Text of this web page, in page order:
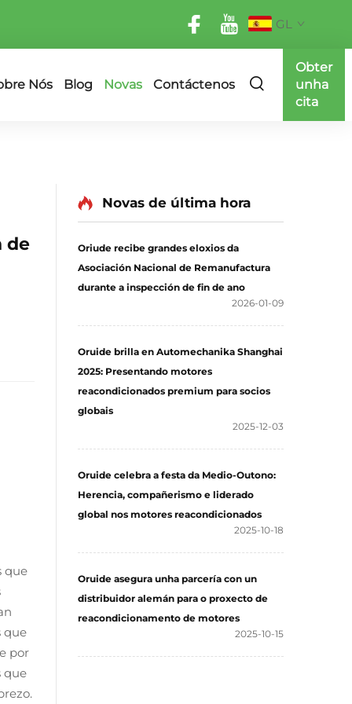
GL
Nós Blog Novas Contáctenos
Obter
unha
cita
de
que
que
por
que
Novas de última hora
Oriude recibe grandes eloxios da
Asociación Nacional de Remanufactura
durante a inspección de fin de ano
2026-01-09
Oruide brilla en Automechanika Shanghai
2025: Presentando motores
reacondicionados premium para socios
globais
2025-12-03
Oruide celebra a festa da Medio-Outono:
Herencia, compañerismo e liderado
global nos motores reacondicionados
2025-10-18
Oruide asegura unha parcería con un
distribuidor alemán para o proxecto de
reacondicionamento de motores
2025-10-15